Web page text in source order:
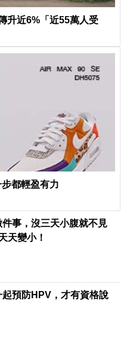
升近6%「近55萬人受
都輕盈有力
件事，沒三天小腹就不見
天變小！
起預防HPV，才有資格說